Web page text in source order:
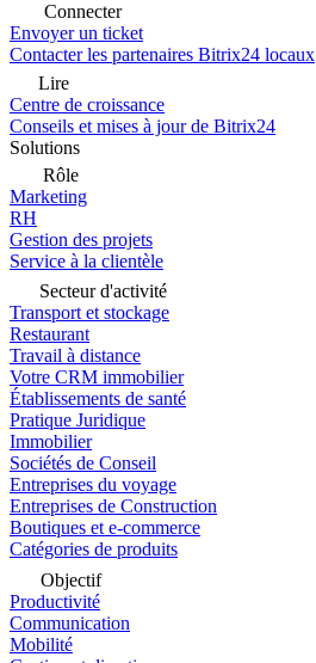
Connecter
Envoyer un ticket
Contacter les partenaires Bitrix24 locaux
Lire
Centre de croissance
Conseils et mises à jour de Bitrix24
Solutions
Rôle
Marketing
RH
Gestion des projets
Service à la clientèle
Secteur d'activité
Transport et stockage
Restaurant
Travail à distance
Votre CRM immobilier
Établissements de santé
Pratique Juridique
Immobilier
Sociétés de Conseil
Entreprises du voyage
Entreprises de Construction
Boutiques et e-commerce
Catégories de produits
Objectif
Productivité
Communication
Mobilité